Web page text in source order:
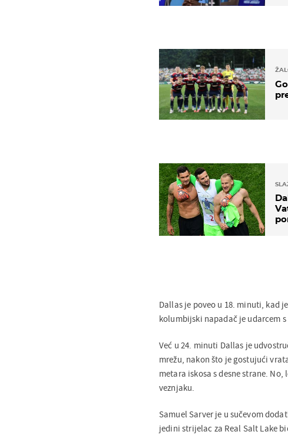
Dallas je poveo u 18. minuti, kad
kolumbijski napadač je udarcem
Već u 24. minuti Dallas je
mrežu, nakon što je gostujući
metara iskosa s desne strane.
veznjaku.
Samuel Sarver je u sučevom
jedini strijelac za Real Salt Lake